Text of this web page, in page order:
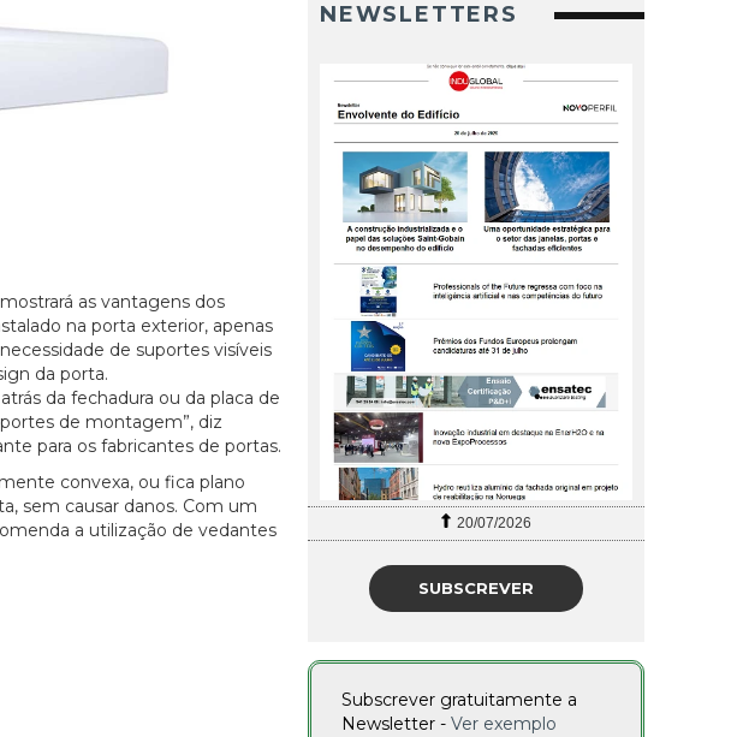
as vantagens dos
na porta exterior, apenas
de suportes visíveis
da porta.
da fechadura ou da placa de
de montagem”, diz
para os fabricantes de portas.
convexa, ou fica plano
sem causar danos. Com um
a utilização de vedantes
NEWSLETTERS
27/07/2026 20/07/2026
SUBSCREVER
Subscrever gratuitamente a
Newsletter - Ver exemplo